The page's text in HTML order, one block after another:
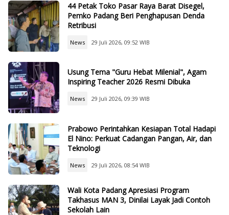
44 Petak Toko Pasar Raya Barat Disegel,
Pemko Padang Beri Penghapusan Denda
Retribusi
News 29 Juli 2026, 09:52 WIB
Usung Tema "Guru Hebat Milenial", Agam
Inspiring Teacher 2026 Resmi Dibuka
News 29 Juli 2026, 09:39 WIB
Prabowo Perintahkan Kesiapan Total Hadapi
El Nino: Perkuat Cadangan Pangan, Air, dan
Teknologi
News 29 Juli 2026, 08:54 WIB
Wali Kota Padang Apresiasi Program
Takhasus MAN 3, Dinilai Layak Jadi Contoh
Sekolah Lain